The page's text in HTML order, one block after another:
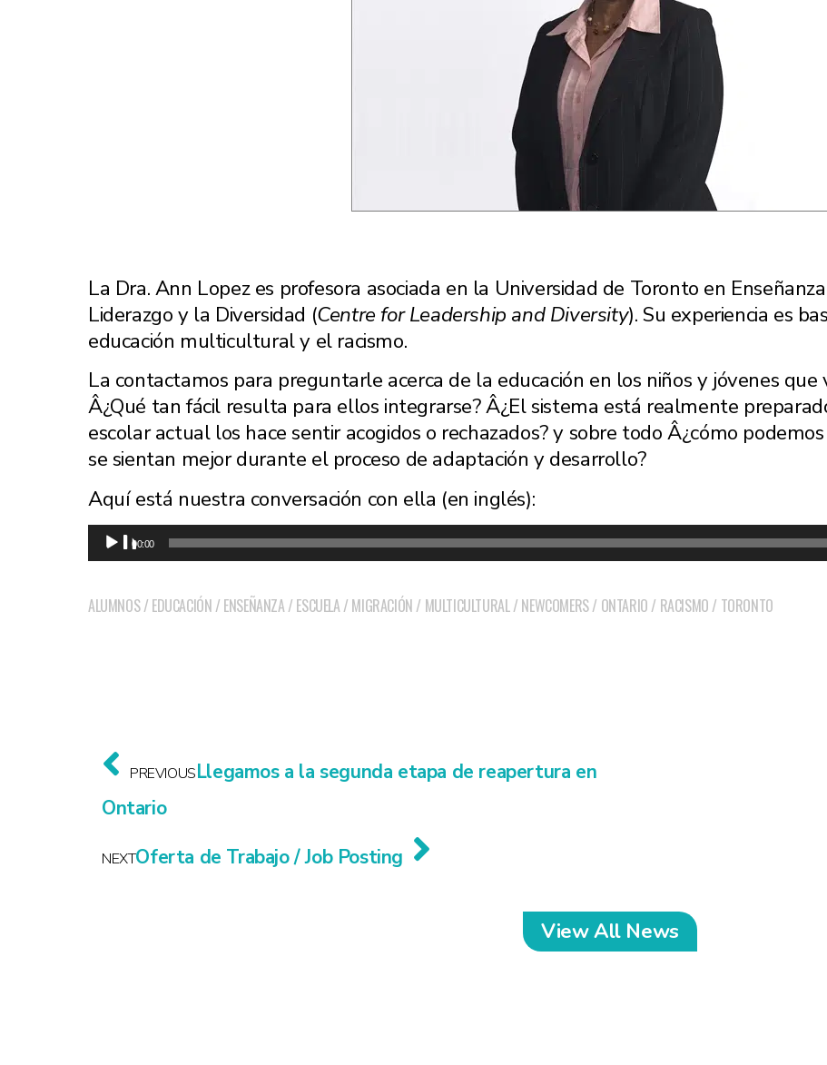
La Dra. Ann Lopez es profesora asociada en la Universidad de Toronto en
Liderazgo y la Diversidad (Centre for Leadership and Diversity). Su experiencia es
educación multicultural y el racismo.
La contactamos para preguntarle acerca de la educación en los niños y jóvenes
Â¿Qué tan fácil resulta para ellos integrarse? Â¿El sistema está realmente
escolar actual los hace sentir acogidos o rechazados? y sobre todo Â¿cómo
se sientan mejor durante el proceso de adaptación y desarrollo?
Aquí está nuestra conversación con ella (en inglés):
Audio
Player
00:00
ALUMNOS/ EDUCACIÓN/ ENSEÑANZA/ ESCUELA/ MIGRACIÓN/ MULTICULTURAL/ NEWCOMERS/ ONTARIO/ RACISMO/ TORONTO
PREVIOUSLlegamos a la segunda etapa de reapertura en
Ontario
NEXTOferta de Trabajo / Job Posting
View All News